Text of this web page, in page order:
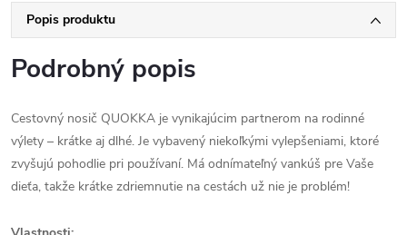
Popis produktu
Podrobný popis
Cestovný nosič QUOKKA je vynikajúcim partnerom na rodinné
výlety – krátke aj dlhé. Je vybavený niekoľkými vylepšeniami, ktoré
zvyšujú pohodlie pri používaní. Má odnímateľný vankúš pre Vaše
dieťa, takže krátke zdriemnutie na cestách už nie je problém!